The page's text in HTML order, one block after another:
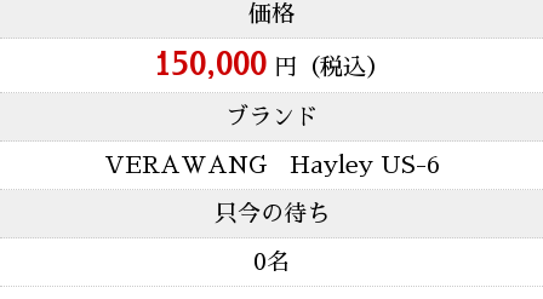
価格
150,000 円（税込）
ブランド
VERAWANG Hayley US-6
只今の待ち
0名